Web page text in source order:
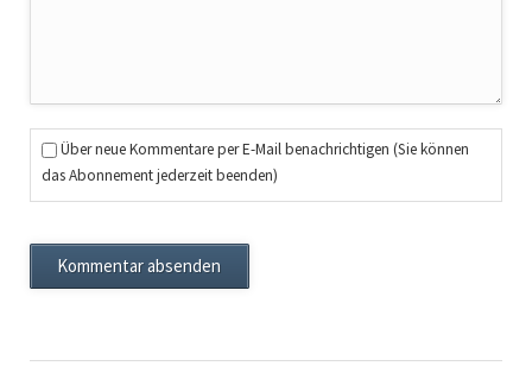
Über neue Kommentare per E-Mail benachrichtigen (Sie können
das Abonnement jederzeit beenden)
Kommentar absenden